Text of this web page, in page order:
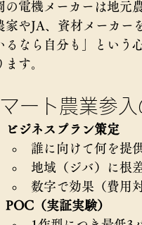
の電機メーカーは地元
家やJA、資材メーカー
るなら自分も」という
ます。
ート農業参
ビジネスプラン策定
誰に向けて何を提
地域（ジバ）に根
数字で効果（費用
POC（実証実験）